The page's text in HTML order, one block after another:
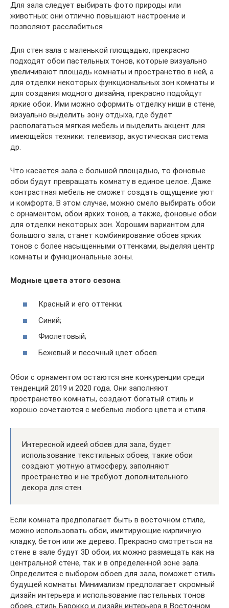
Для зала следует выбирать фото природы или
животных: они отлично повышают настроение и
позволяют расслабиться
Для стен зала с маленькой площадью, прекрасно
подходят обои пастельных тонов, которые визуально
увеличивают площадь комнаты и пространство в ней, а
для отделки некоторых функциональных зон комнаты и
для создания модного дизайна, прекрасно подойдут
яркие обои. Ими можно оформить отделку ниши в стене,
визуально выделить зону отдыха, где будет
располагаться мягкая мебель и выделить акцент для
имеющейся техники: телевизор, акустическая система
др.
Что касается зала с большой площадью, то фоновые
обои будут превращать комнату в единое целое. Даже
контрастная мебель не сможет создать ощущение уют
и комфорта. В этом случае, можно смело выбирать обои
с орнаментом, обои ярких тонов, а также, фоновые обои
для отделки некоторых зон. Хорошим вариантом для
большого зала, станет комбинирование обоев ярких
тонов с более насыщенными оттенками, выделяя центр
комнаты и функциональные зоны.
Модные цвета этого сезона:
Красный и его оттенки;
Синий;
Фиолетовый;
Бежевый и песочный цвет обоев.
Обои с орнаментом остаются вне конкуренции среди
тенденций 2019 и 2020 года. Они заполняют
пространство комнаты, создают богатый стиль и
хорошо сочетаются с мебелью любого цвета и стиля.
Интересной идеей обоев для зала, будет
использование текстильных обоев, такие обои
создают уютную атмосферу, заполняют
пространство и не требуют дополнительного
декора для стен.
Если комната предполагает быть в восточном стиле,
можно использовать обои, имитирующие кирпичную
кладку, бетон или же дерево. Прекрасно смотреться на
стене в зале будут 3D обои, их можно размещать как на
центральной стене, так и в определенной зоне зала.
Определится с выбором обоев для зала, поможет стиль
будущей комнаты. Минимализм предполагает скромный
дизайн интерьера и использование пастельных тонов
обоев, стиль Барокко и дизайн интерьера в Восточном